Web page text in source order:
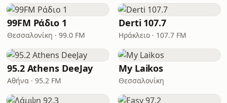
99FM Ράδιο 1
Θεσσαλονίκη · 99.0 FM
Derti 107.7
Ηράκλειο · 107.7 FM
95.2 Athens DeeJay
Αθήνα · 95.2 FM
My Laikos
Θεσσαλονίκη